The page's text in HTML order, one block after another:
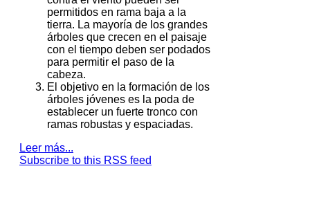
permitidos en rama baja a la
tierra. La mayoría de los grandes
árboles que crecen en el paisaje
con el tiempo deben ser podados
para permitir el paso de la
cabeza.
El objetivo en la formación de los
árboles jóvenes es la poda de
establecer un fuerte tronco con
ramas robustas y espaciadas.
Leer más...
Subscribe to this RSS feed